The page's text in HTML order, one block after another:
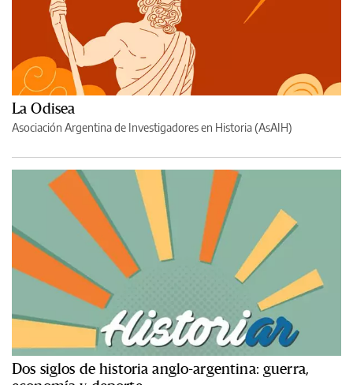
La Odisea
Asociación Argentina de Investigadores en Historia (AsAIH)
Dos siglos de historia anglo-argentina: guerra,